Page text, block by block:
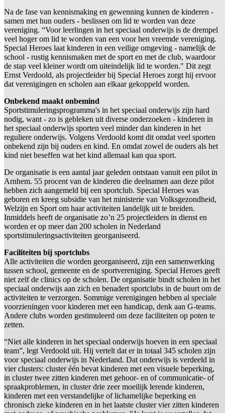
Na de fase van kennismaking en gewenning kunnen de kinderen -
samen met hun ouders - beslissen om lid te worden van deze
vereniging. “Voor leerlingen in het speciaal onderwijs is de drempel
veel hoger om lid te worden van een voor hen vreemde vereniging.
Special Heroes laat kinderen in een veilige omgeving - namelijk de
school - rustig kennismaken met de sport en met de club, waardoor
de stap veel kleiner wordt om uiteindelijk lid te worden." Dit zegt
Ernst Verdoold, als projectleider bij Special Heroes zorgt hij ervoor
dat verenigingen en scholen aan elkaar gekoppeld worden.
Onbekend maakt onbemind
Sportstimuleringsprogramma's in het speciaal onderwijs zijn hard
nodig, want - zo is gebleken uit diverse onderzoeken - kinderen in
het speciaal onderwijs sporten veel minder dan kinderen in het
reguliere onderwijs. Volgens Verdoold komt dit omdat veel sporten
onbekend zijn bij ouders en kind. En omdat zowel de ouders als het
kind niet beseffen wat het kind allemaal kan qua sport.
De organisatie is een aantal jaar geleden ontstaan vanuit een pilot in
Arnhem. 55 procent van de kinderen die deelnamen aan deze pilot
hebben zich aangemeld bij een sportclub. Special Heroes was
geboren en kreeg subsidie van het ministerie van Volksgezondheid,
Welzijn en Sport om haar activiteiten landelijk uit te breiden.
Inmiddels heeft de organisatie zo’n 25 projectleiders in dienst en
worden er op meer dan 200 scholen in Nederland
sportstimuleringsactiviteiten georganiseerd.
Faciliteiten bij sportclubs
Alle activiteiten die worden georganiseerd, zijn een samenwerking
tussen school, gemeente en de sportvereniging. Special Heroes geeft
niet zelf de clinics op de scholen. De organisatie bindt scholen in het
speciaal onderwijs aan zich en benadert sportclubs in de buurt om de
activiteiten te verzorgen. Sommige verenigingen hebben al speciale
voorzieningen voor kinderen met een handicap, denk aan G-teams.
Andere clubs worden gestimuleerd om deze faciliteiten op poten te
zetten.
“Niet alle kinderen in het speciaal onderwijs hoeven in een speciaal
team”, legt Verdoold uit. Hij vertelt dat er in totaal 345 scholen zijn
voor speciaal onderwijs in Nederland. Dat onderwijs is verdeeld in
vier clusters: cluster één bevat kinderen met een visuele beperking,
in cluster twee zitten kinderen met gehoor- en of communicatie- of
spraakproblemen, in cluster drie zeer moeilijk lerende kinderen,
kinderen met een verstandelijke of lichamelijke beperking en
chronisch zieke kinderen en in het laatste cluster vier zitten kinderen